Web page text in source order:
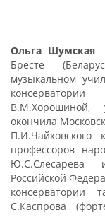
Ольга Шумская–
Бресте
музыкальном
В.М.Хорошиной,
окончила
П.И.Чайковского
профессоров
Ю.С.Слесарева
Российской
консерватории
С.Каспрова